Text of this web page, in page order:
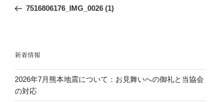
ナ
ー
シ
ョ
ン
の
7516806176_IMG_0026 (1)
新着情報
2026年7月熊本地震について：お見舞いへの御礼と当協会
の対応